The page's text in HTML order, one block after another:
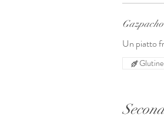
Un piatto
Glutine